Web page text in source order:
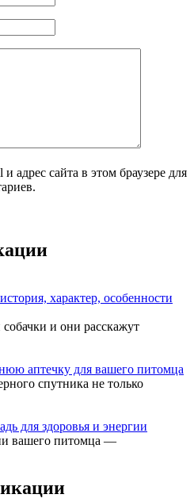
адрес сайта в этом браузере для
характер, особенности
собачки и они расскажут
аптечку для вашего питомца
спутника не только
для здоровья и энергии
вашего питомца —